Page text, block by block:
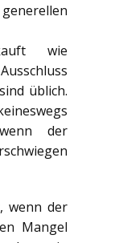
wie
üblich.
der
wenn der
Mangel